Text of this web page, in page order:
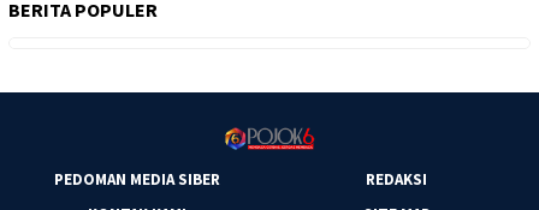
BERITA POPULER
PEDOMAN MEDIA SIBER
REDAKSI